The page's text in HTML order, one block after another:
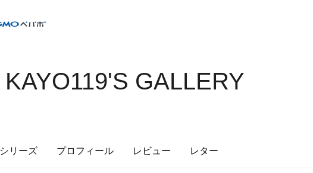
KAYO119'S GALLERY
シリーズ プロフィール レビュー レター